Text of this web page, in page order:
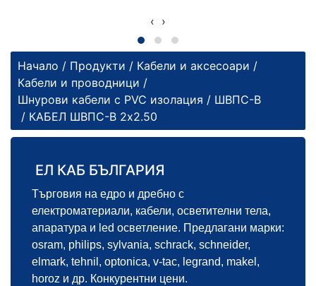
‹ ›
Начало / Продукти / Кабели и аксесоари /
Кабели и проводници /
Шнурови кабели с PVC изолация / ШВПС-В
/ КАБЕЛ ШВПС-В 2х2.50
ЕЛ КАБ БЪЛГАРИЯ
Търговия на едро и дребно с
електроматериали, кабели, осветителни тела,
апаратура и led осветление. Предлагани марки:
osram, philips, sylvania, schrack, schneider,
elmark, tehnil, optonica, v-tac, legrand, makel,
horoz и др. Конкурентни цени.